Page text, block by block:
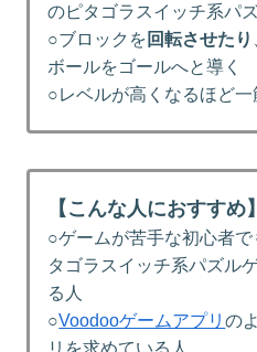
のピタゴラスイッチ系パ
○ブロックを 回転させたり
ボールをゴールへと導く
○レベルが高くなるほど
【こんな人におすすめ】
○ゲームが苦手な初心者
タゴラスイッチ系パズル
る人
○Voodooゲームアプリの
リを求めている人